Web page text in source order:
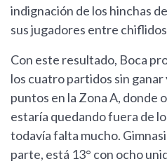
indignación de los hinchas
sus jugadores entre
Con este resultado, Boca
los cuatro partidos sin
puntos en la Zona A, donde
estaría quedando fuera de
todavía falta mucho.
parte, está 13° con ocho